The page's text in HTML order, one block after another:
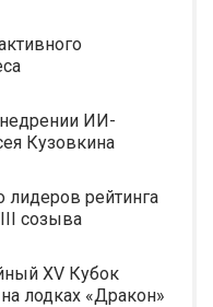
ИИ-
Кузовкина
лидеров рейтинга
созыва
XV Кубок
лодках «Дракон»